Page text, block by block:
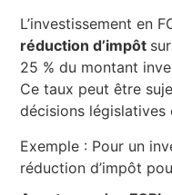
L’investissement en
réduction d’impôt
25 % du montant
Ce taux peut être
décisions législatives
Exemple : Pour un
réduction d’impôt